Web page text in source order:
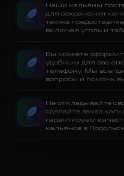
Наши кальяны
для сохранения
также
включая уголь и
Вы можете
удобным для вас
телефону. Мы
вопросы и помочь
Не откладывайте
сделайте заказ
гарантируем
кальянов в Подольск.